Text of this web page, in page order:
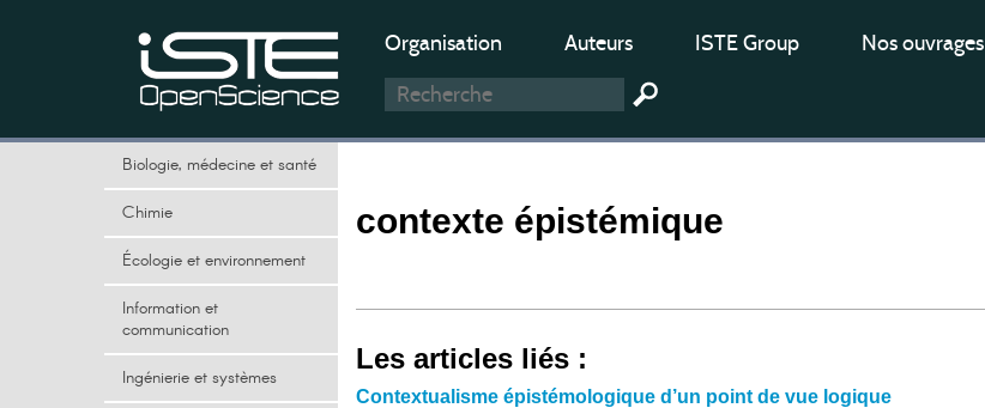
Organisation Auteurs ISTE Group Nos ouvrages
Biologie, médecine et santé
Chimie
Écologie et environnement
Information et
communication
Ingénierie et systèmes
contexte épistémique
Les articles liés :
Contextualisme épistémologique d’un point de vue logique